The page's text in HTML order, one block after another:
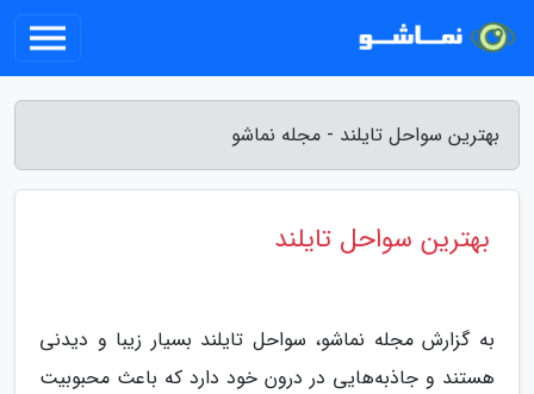
بهترین سواحل تایلند - مجله نماشو
بهترین سواحل تایلند
به گزارش مجله نماشو، سواحل تایلند بسیار زیبا و دیدنی
هستند و جاذبه‌هایی در درون خود دارد که باعث محبوبیت